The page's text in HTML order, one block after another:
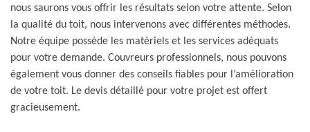
nous saurons vous offrir les résultats selon votre attente. Selon
la qualité du toit, nous intervenons avec différentes méthodes.
Notre équipe possède les matériels et les services adéquats
pour votre demande. Couvreurs professionnels, nous pouvons
également vous donner des conseils fiables pour l’amélioration
de votre toit. Le devis détaillé pour votre projet est offert
gracieusement.